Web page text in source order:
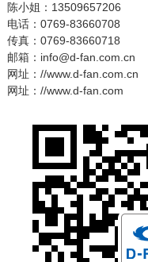
陈小姐：13509657206
电话：0769-83660708
传真：0769-83660718
邮箱：info@d-fan.com.cn
网址：//www.d-fan.com.cn
网址：//www.d-fan.com